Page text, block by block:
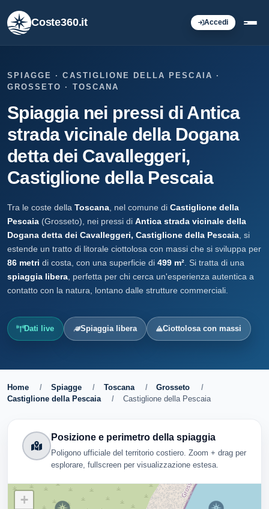
Coste360.it Accedi
SPIAGGE · CASTIGLIONE DELLA PESCAIA ·
GROSSETO · TOSCANA
Spiaggia nei pressi di Antica
strada vicinale della Dogana
detta dei Cavalleggeri,
Castiglione della Pescaia
Tra le coste della Toscana , nel comune di Castiglione della
Pescaia (Grosseto), nei pressi di Antica strada vicinale della
Dogana detta dei Cavalleggeri, Castiglione della Pescaia , si
estende un tratto di litorale ciottolosa con massi che si sviluppa per
86 metri di costa, con una superficie di 499 m² . Si tratta di una
spiaggia libera , perfetta per chi cerca un'esperienza autentica a
contatto con la natura, lontano dalle strutture commerciali.
Dati live Spiaggia libera Ciottolosa con massi
Home / Spiagge / Toscana / Grosseto
/
Castiglione della Pescaia
/ Castiglione della Pescaia
Posizione e perimetro della spiaggia
Poligono ufficiale del territorio costiero. Zoom + drag per
esplorare, fullscreen per visualizzazione estesa.
+